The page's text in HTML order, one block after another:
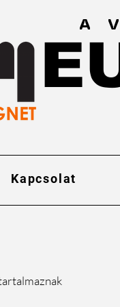
A
Kapcsolat